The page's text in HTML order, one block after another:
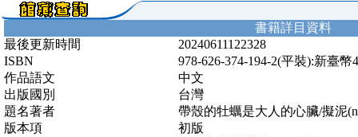
書籍詳目資料
最後更新時間
20240611122328
ISBN
978-626-374-194-2(平裝):新臺幣
作品語文
中文
出版國別
台灣
題名著者
帶殼的牡蠣是大人的心臟/擬泥
版本項
初版